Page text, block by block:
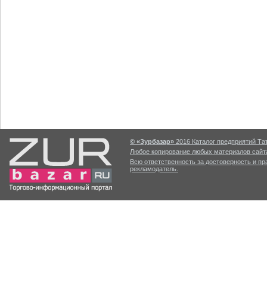
© «Зурбазар» 2016 Каталог предприятий
Любое копирование любых материалов
Всю ответственность за достоверность и
рекламодатель.